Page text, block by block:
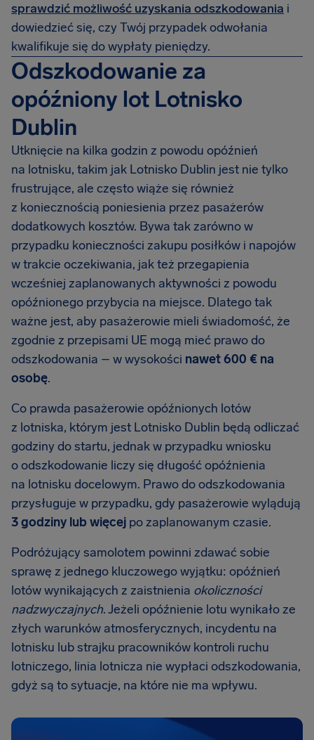
sprawdzić możliwość uzyskania odszkodowania i
dowiedzieć się, czy Twój przypadek odwołania
kwalifikuje się do wypłaty pieniędzy.
Odszkodowanie za
opóźniony lot Lotnisko
Dublin
Utknięcie na kilka godzin z powodu opóźnień
na lotnisku, takim jak Lotnisko Dublin jest nie tylko
frustrujące, ale często wiąże się również
z koniecznością poniesienia przez pasażerów
dodatkowych kosztów. Bywa tak zarówno w
przypadku konieczności zakupu posiłków i napojów
w trakcie oczekiwania, jak też przegapienia
wcześniej zaplanowanych aktywności z powodu
opóźnionego przybycia na miejsce. Dlatego tak
ważne jest, aby pasażerowie mieli świadomość, że
zgodnie z przepisami UE mogą mieć prawo do
odszkodowania – w wysokości nawet600 € na
osobę.
Co prawda pasażerowie opóźnionych lotów
z lotniska, którym jest Lotnisko Dublin będą odliczać
godziny do startu, jednak w przypadku wniosku
o odszkodowanie liczy się długość opóźnienia
na lotnisku docelowym. Prawo do odszkodowania
przysługuje w przypadku, gdy pasażerowie wylądują
3 godziny lub więcej po zaplanowanym czasie.
Podróżujący samolotem powinni zdawać sobie
sprawę z jednego kluczowego wyjątku: opóźnień
lotów wynikających z zaistnienia okoliczności
nadzwyczajnych. Jeżeli opóźnienie lotu wynikało ze
złych warunków atmosferycznych, incydentu na
lotnisku lub strajku pracowników kontroli ruchu
lotniczego, linia lotnicza nie wypłaci odszkodowania,
gdyż są to sytuacje, na które nie ma wpływu.